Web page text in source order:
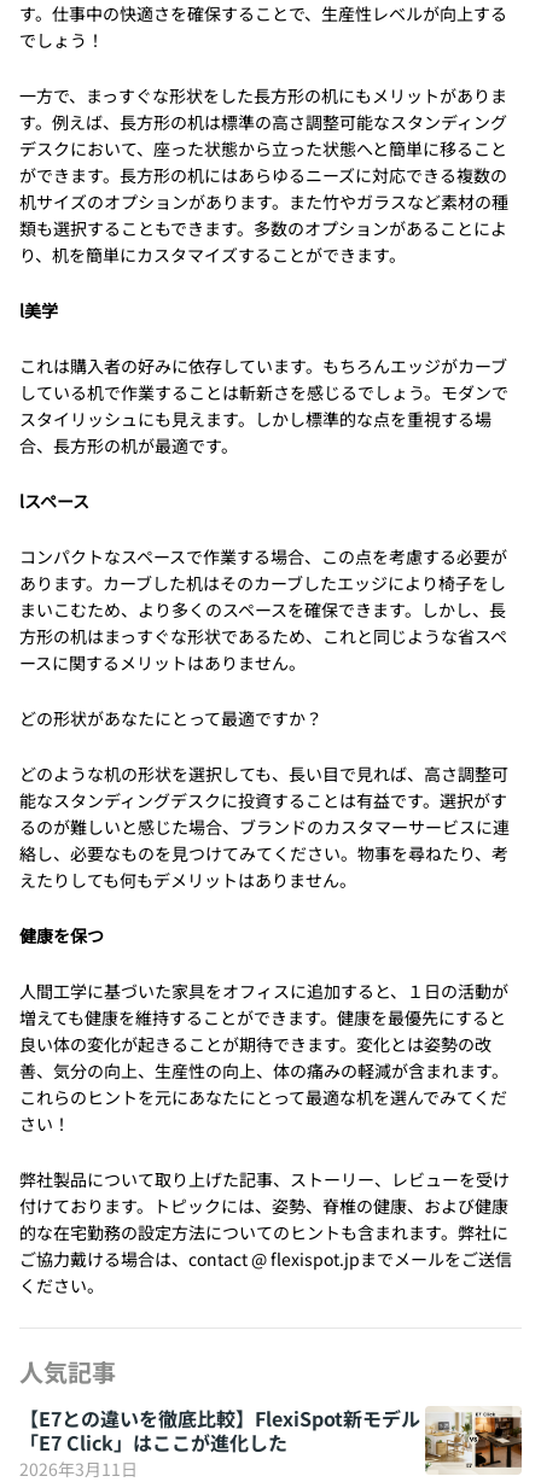
す。仕事中の快適さを確保することで、生産性レベルが向上する
でしょう！
一方で、まっすぐな形状をした長方形の机にもメリットがありま
す。例えば、長方形の机は標準の高さ調整可能なスタンディング
デスクにおいて、座った状態から立った状態へと簡単に移ること
ができます。長方形の机にはあらゆるニーズに対応できる複数の
机サイズのオプションがあります。また竹やガラスなど素材の種
類も選択することもできます。多数のオプションがあることによ
り、机を簡単にカスタマイズすることができます。
l美学
これは購入者の好みに依存しています。もちろんエッジがカーブ
している机で作業することは斬新さを感じるでしょう。モダンで
スタイリッシュにも見えます。しかし標準的な点を重視する場
合、長方形の机が最適です。
lスペース
コンパクトなスペースで作業する場合、この点を考慮する必要が
あります。カーブした机はそのカーブしたエッジにより椅子をし
まいこむため、より多くのスペースを確保できます。しかし、長
方形の机はまっすぐな形状であるため、これと同じような省スペ
ースに関するメリットはありません。
どの形状があなたにとって最適ですか？
どのような机の形状を選択しても、長い目で見れば、高さ調整可
能なスタンディングデスクに投資することは有益です。選択がす
るのが難しいと感じた場合、ブランドのカスタマーサービスに連
絡し、必要なものを見つけてみてください。物事を尋ねたり、考
えたりしても何もデメリットはありません。
健康を保つ
人間工学に基づいた家具をオフィスに追加すると、１日の活動が
増えても健康を維持することができます。健康を最優先にすると
良い体の変化が起きることが期待できます。変化とは姿勢の改
善、気分の向上、生産性の向上、体の痛みの軽減が含まれます。
これらのヒントを元にあなたにとって最適な机を選んでみてくだ
さい！
弊社製品について取り上げた記事、ストーリー、レビューを受け
付けております。トピックには、姿勢、脊椎の健康、および健康
的な在宅勤務の設定方法についてのヒントも含まれます。弊社に
ご協力戴ける場合は、contact @ flexispot.jpまでメールをご送信
ください。
人気記事
【E7との違いを徹底比較】FlexiSpot新モデル
「E7 Click」はここが進化した
2026年3月11日